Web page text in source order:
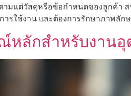
ตามแต่วัสดุหรือข้อกำหนดของลูกค้า
รใช้งาน และต้องการรักษาภาพลั
หลักสำหรับงาน